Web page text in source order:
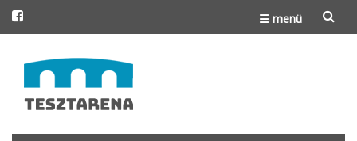
☰ menü
to
content